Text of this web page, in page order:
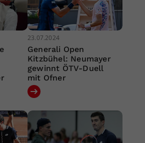
23.07.2024
Generali Open
Kitzbühel: Neumayer
gewinnt ÖTV-Duell
mit Ofner